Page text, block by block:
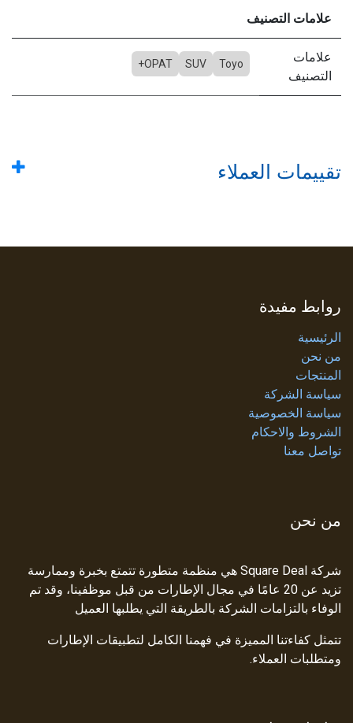
علامات التصنيف
علامات
التصنيف
Toyo
SUV
OPAT+
تقييمات العملاء
روابط مفيدة
الرئيسية
من نحن
المنتجات
سياسة الشركة
سياسة الخصوصية
الشروط والاحكام
تواصل معنا
من نحن
شركة Square Deal هي منظمة متطورة تتمتع بخبرة وممارسة
تزيد عن 20 عامًا في مجال الإطارات من قبل موظفينا، وقد تم
الوفاء بالتزامات الشركة بالطريقة التي يطلبها العميل
تتمثل كفاءتنا المميزة في فهمنا الكامل لتطبيقات الإطارات
ومتطلبات العملاء.